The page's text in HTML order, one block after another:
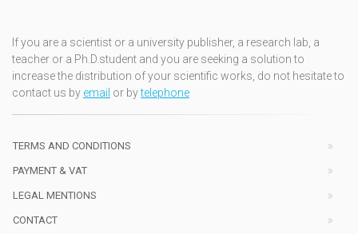
If you are a scientist or a university publisher, a research lab, a
teacher or a Ph.D.student and you are seeking a solution to
increase the distribution of your scientific works, do not hesitate to
contact us by email or bytelephone
TERMS AND CONDITIONS
PAYMENT & VAT
LEGAL MENTIONS
CONTACT